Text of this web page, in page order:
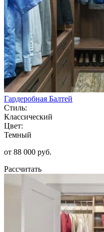
Гардеробная Балтей
Стиль:
Классический
Цвет:
Темный
от 88 000 руб.
Рассчитать